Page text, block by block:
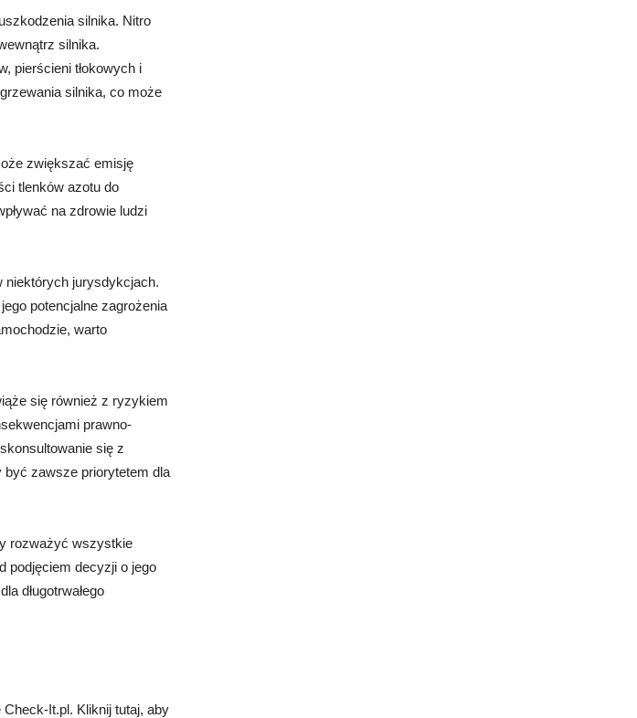
silnika. Nitro
silnika.
pierścieni tłokowych i
silnika, co może
zwiększać emisję
tlenków azotu do
na zdrowie ludzi
niektórych jurysdykcjach.
potencjalne zagrożenia
warto
się również z ryzykiem
prawno-
się z
być zawsze priorytetem dla
rozważyć wszystkie
podjęciem decyzji o jego
długotrwałego
It.pl. Kliknij tutaj, aby